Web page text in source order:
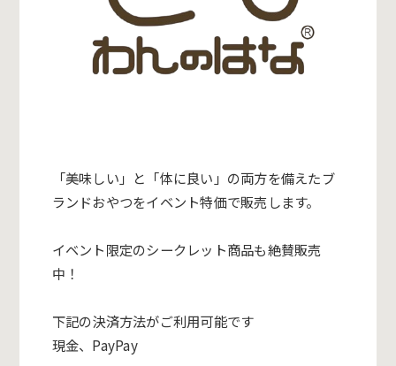
「美味しい」と「体に良い」 の両方を備えたブ
ランドおやつをイベント特価で販売します。
イベント限定のシークレット商品も絶賛販売
中！
下記の決済方法がご利用可能です
現金、PayPay